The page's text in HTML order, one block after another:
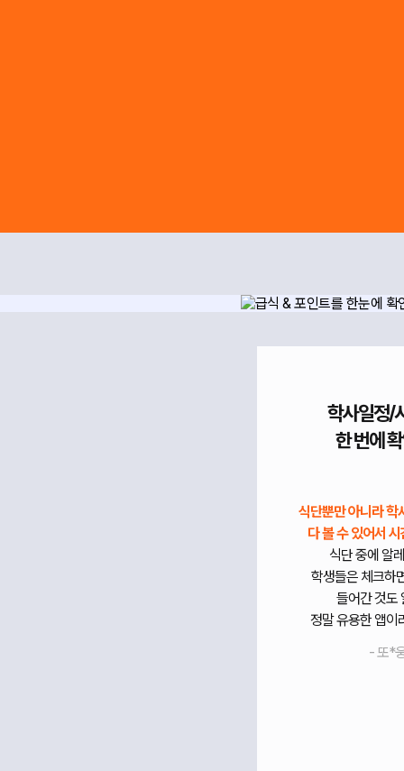
다른 학교
볼 수
학교 가는 이유는 급
뭐 나오는지 볼 수 있
다른 학교 급식
사진도 나와서
k-고딩을 위한
- 채